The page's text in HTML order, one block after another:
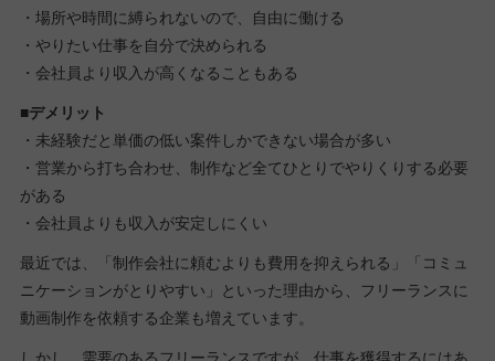
・場所や時間に縛られないので、自由に働ける
・やりたい仕事を自分で決められる
・会社員より収入が高くなることもある
■デメリット
・未経験だと単価の低い案件しかできない場合が多い
・営業から打ち合わせ、制作など全てひとりでやりくりする必要
がある
・会社員よりも収入が安定しにくい
最近では、「制作会社に頼むよりも費用を抑えられる」「コミュ
ニケーションがとりやすい」といった理由から、フリーランスに
動画制作を依頼する企業も増えています。